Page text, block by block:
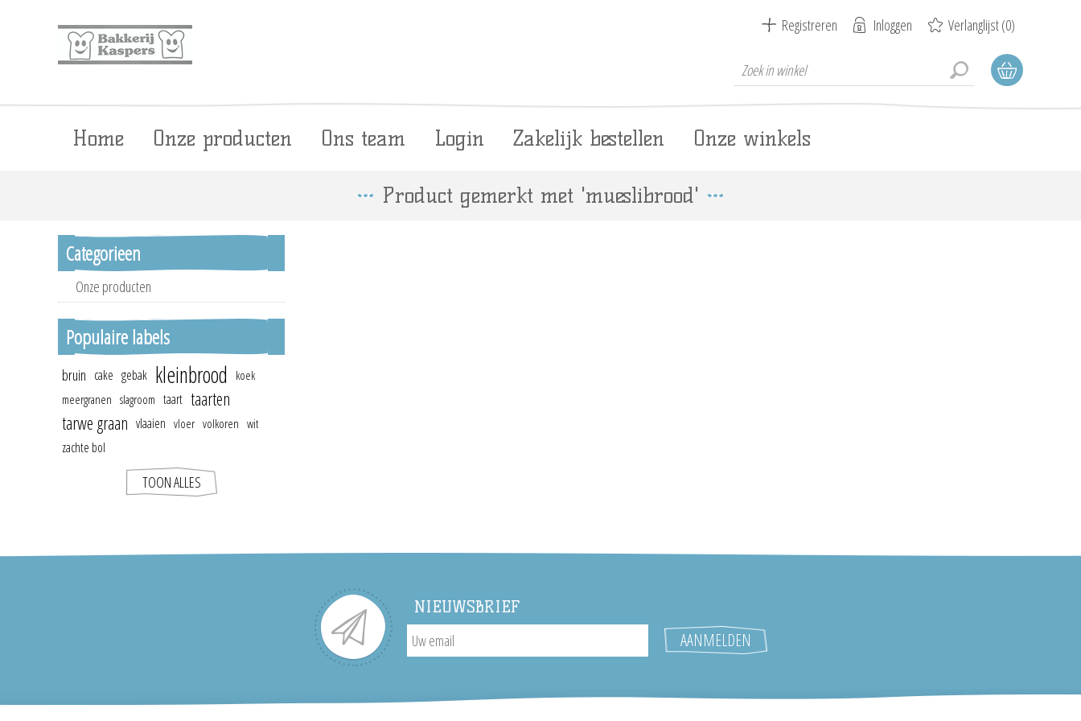
Registreren Inloggen Verlanglijst(0)
Home Onze producten Ons team Login Zakelijk bestellen Onze winkels
Product gemerkt met 'mueslibrood'
Categorieen
Onze producten
Populaire labels
bruin cake gebak kleinbrood
koek
meergranen slagroom taart taarten
tarwe graan vlaaien vloer volkoren wit
zachte bol
TOON ALLES
NIEUWSBRIEF